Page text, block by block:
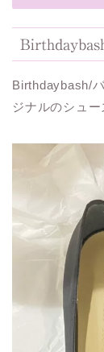
Birthdaybash/
ジナルのシュ